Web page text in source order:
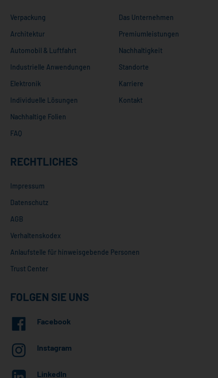
Verpackung
Architektur
Automobil & Luftfahrt
Industrielle Anwendungen
Elektronik
Individuelle Lösungen
Nachhaltige Folien
FAQ
Das Unternehmen
Premiumleistungen
Nachhaltigkeit
Standorte
Karriere
Kontakt
RECHTLICHES
Impressum
Datenschutz
AGB
Verhaltenskodex
Anlaufstelle für hinweisgebende Personen
Trust Center
FOLGEN SIE UNS
Facebook
Instagram
LinkedIn